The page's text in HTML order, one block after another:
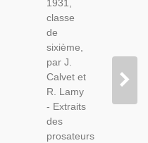
Manuels
De
Français
1931,
classe
de
sixième,
par J.
Calvet et
R. Lamy
- Extraits
des
prosateurs